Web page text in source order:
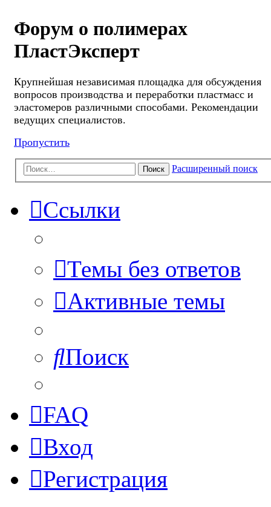
Форум о полимерах
ПластЭксперт
Крупнейшая независимая площадка для обсуждения
вопросов производства и переработки пластмасс и
эластомеров различными способами. Рекомендации
ведущих специалистов.
Пропустить
Поиск Расширенный поиск
Ссылки
Темы без ответов
Активные темы
Поиск
FAQ
Вход
Регистрация